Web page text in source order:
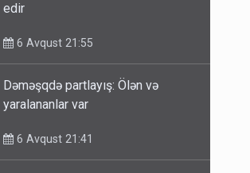
edir
6 Avqust 21:55
Dəməşqdə partlayış: Ölən və
yaralananlar var
6 Avqust 21:41